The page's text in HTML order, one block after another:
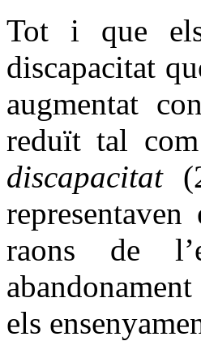
Tot i que els
discapacitat
augmentat
reduït tal
discapacitat
raons de
els